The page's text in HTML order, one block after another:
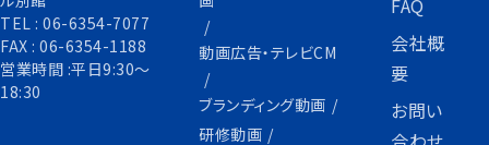
TEL : 06-6354-7077
FAX : 06-6354-1188
営業時間 :平日9:30〜
18:30
動画広告・テレビCM
ブランディング動画
研修動画
会社概
要
お問い